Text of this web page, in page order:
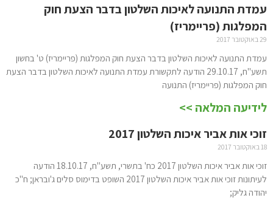
עמדת התנועה לאיכות השלטון בדבר הצעת חוק
המפלגות (פריימריז)
29 באוקטובר 2017
עמדת התנועה לאיכות השלטון בדבר הצעת חוק המפלגות (פריימריז) ט' בחשון
תשע"ח, 29.10.17 הודעה לתקשורת עמדת התנועה לאיכות השלטון בדבר הצעת
חוק המפלגות (פריימריז) התנועה
לידיעה המלאה >>
זוכי אות אביר איכות השלטון 2017
18 באוקטובר 2017
זוכי אות אביר איכות השלטון 2017 כח' בתשרי, תשע"ח, 18.10.17 הודעה
לעיתונות זוכי אות אביר איכות השלטון 2017 השופט בדימוס סלים ג'ובראן; ח"כ
יהודה גליק;